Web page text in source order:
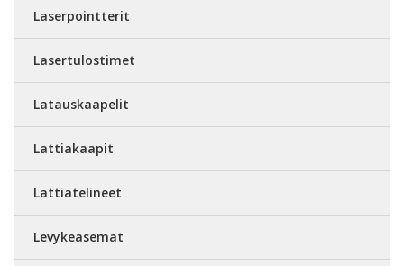
Laserpointterit
Lasertulostimet
Latauskaapelit
Lattiakaapit
Lattiatelineet
Levykeasemat